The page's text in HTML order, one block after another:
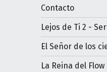
Contacto
Lejos de Ti 2 -
El Señor de los
La Reina del